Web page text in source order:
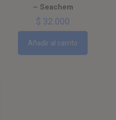
– Seachem
$ 32.000
Añadir al carrito